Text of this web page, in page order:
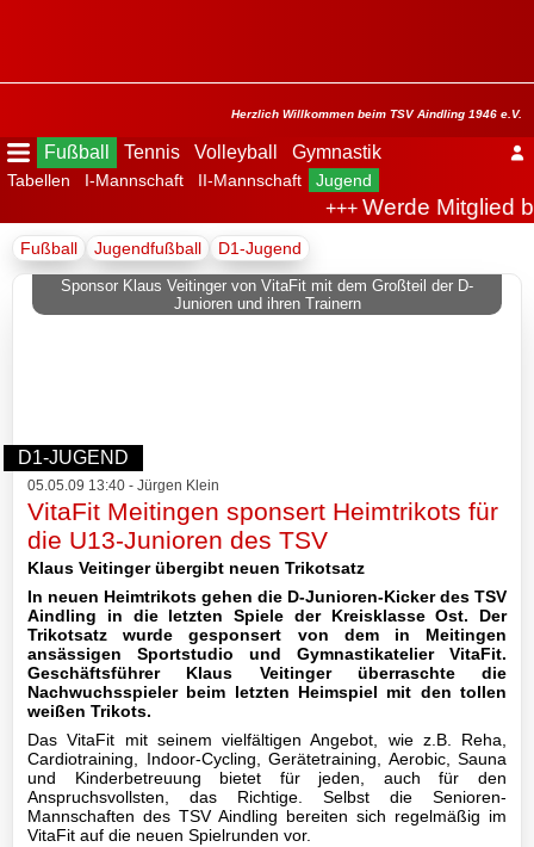
Herzlich Willkommen beim TSV Aindling 1946 e.V.
Fußball Tennis Volleyball Gymnastik
Tabellen I-Mannschaft II-Mannschaft Jugend
+++Werde Mitglied
Verein
Fußball
I-
Mannschaft
II-
Mannschaft
III-
Mannschaft
Seniorenfußball
Jugendfußball
A1-
Jugend
Fußball Jugendfußball D1-Jugend
D1-JUGEND
Sponsor Klaus Veitinger von VitaFit mit dem Großteil der D-
Junioren und ihren Trainern
05.05.09 13:40 - Jürgen Klein
VitaFit Meitingen sponsert Heimtrikots für
die U13-Junioren des TSV
Klaus Veitinger übergibt neuen Trikotsatz
In neuen Heimtrikots gehen die D-Junioren-Kicker des TSV
Aindling in die letzten Spiele der Kreisklasse Ost. Der
Trikotsatz wurde gesponsert von dem in Meitingen
ansässigen Sportstudio und Gymnastikatelier VitaFit.
Geschäftsführer Klaus Veitinger überraschte die
Nachwuchsspieler beim letzten Heimspiel mit den tollen
weißen Trikots.
Das VitaFit mit seinem vielfältigen Angebot, wie z.B. Reha,
Cardiotraining, Indoor-Cycling, Gerätetraining, Aerobic, Sauna
und Kinderbetreuung bietet für jeden, auch für den
Anspruchsvollsten, das Richtige. Selbst die Senioren-
Mannschaften des TSV Aindling bereiten sich regelmäßig im
VitaFit auf die neuen Spielrunden vor.